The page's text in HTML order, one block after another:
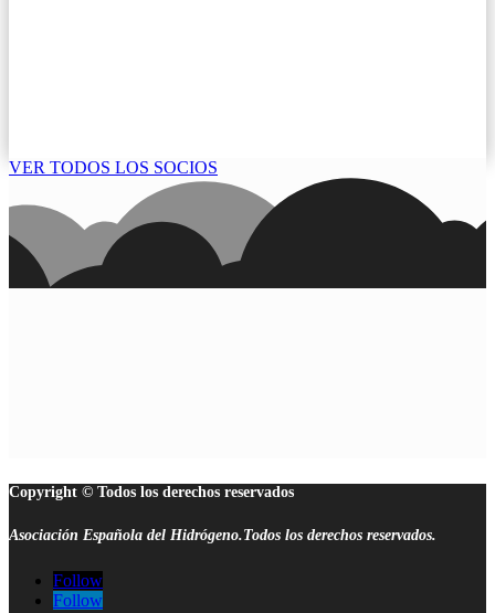
VER TODOS LOS SOCIOS
Copyright © Todos los derechos reservados
Asociación Española del Hidrógeno.Todos los derechos reservados.
Follow
Follow